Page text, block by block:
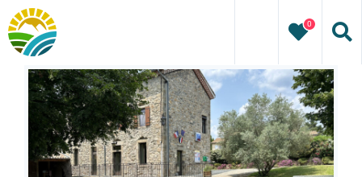
Passer
au
contenu
0